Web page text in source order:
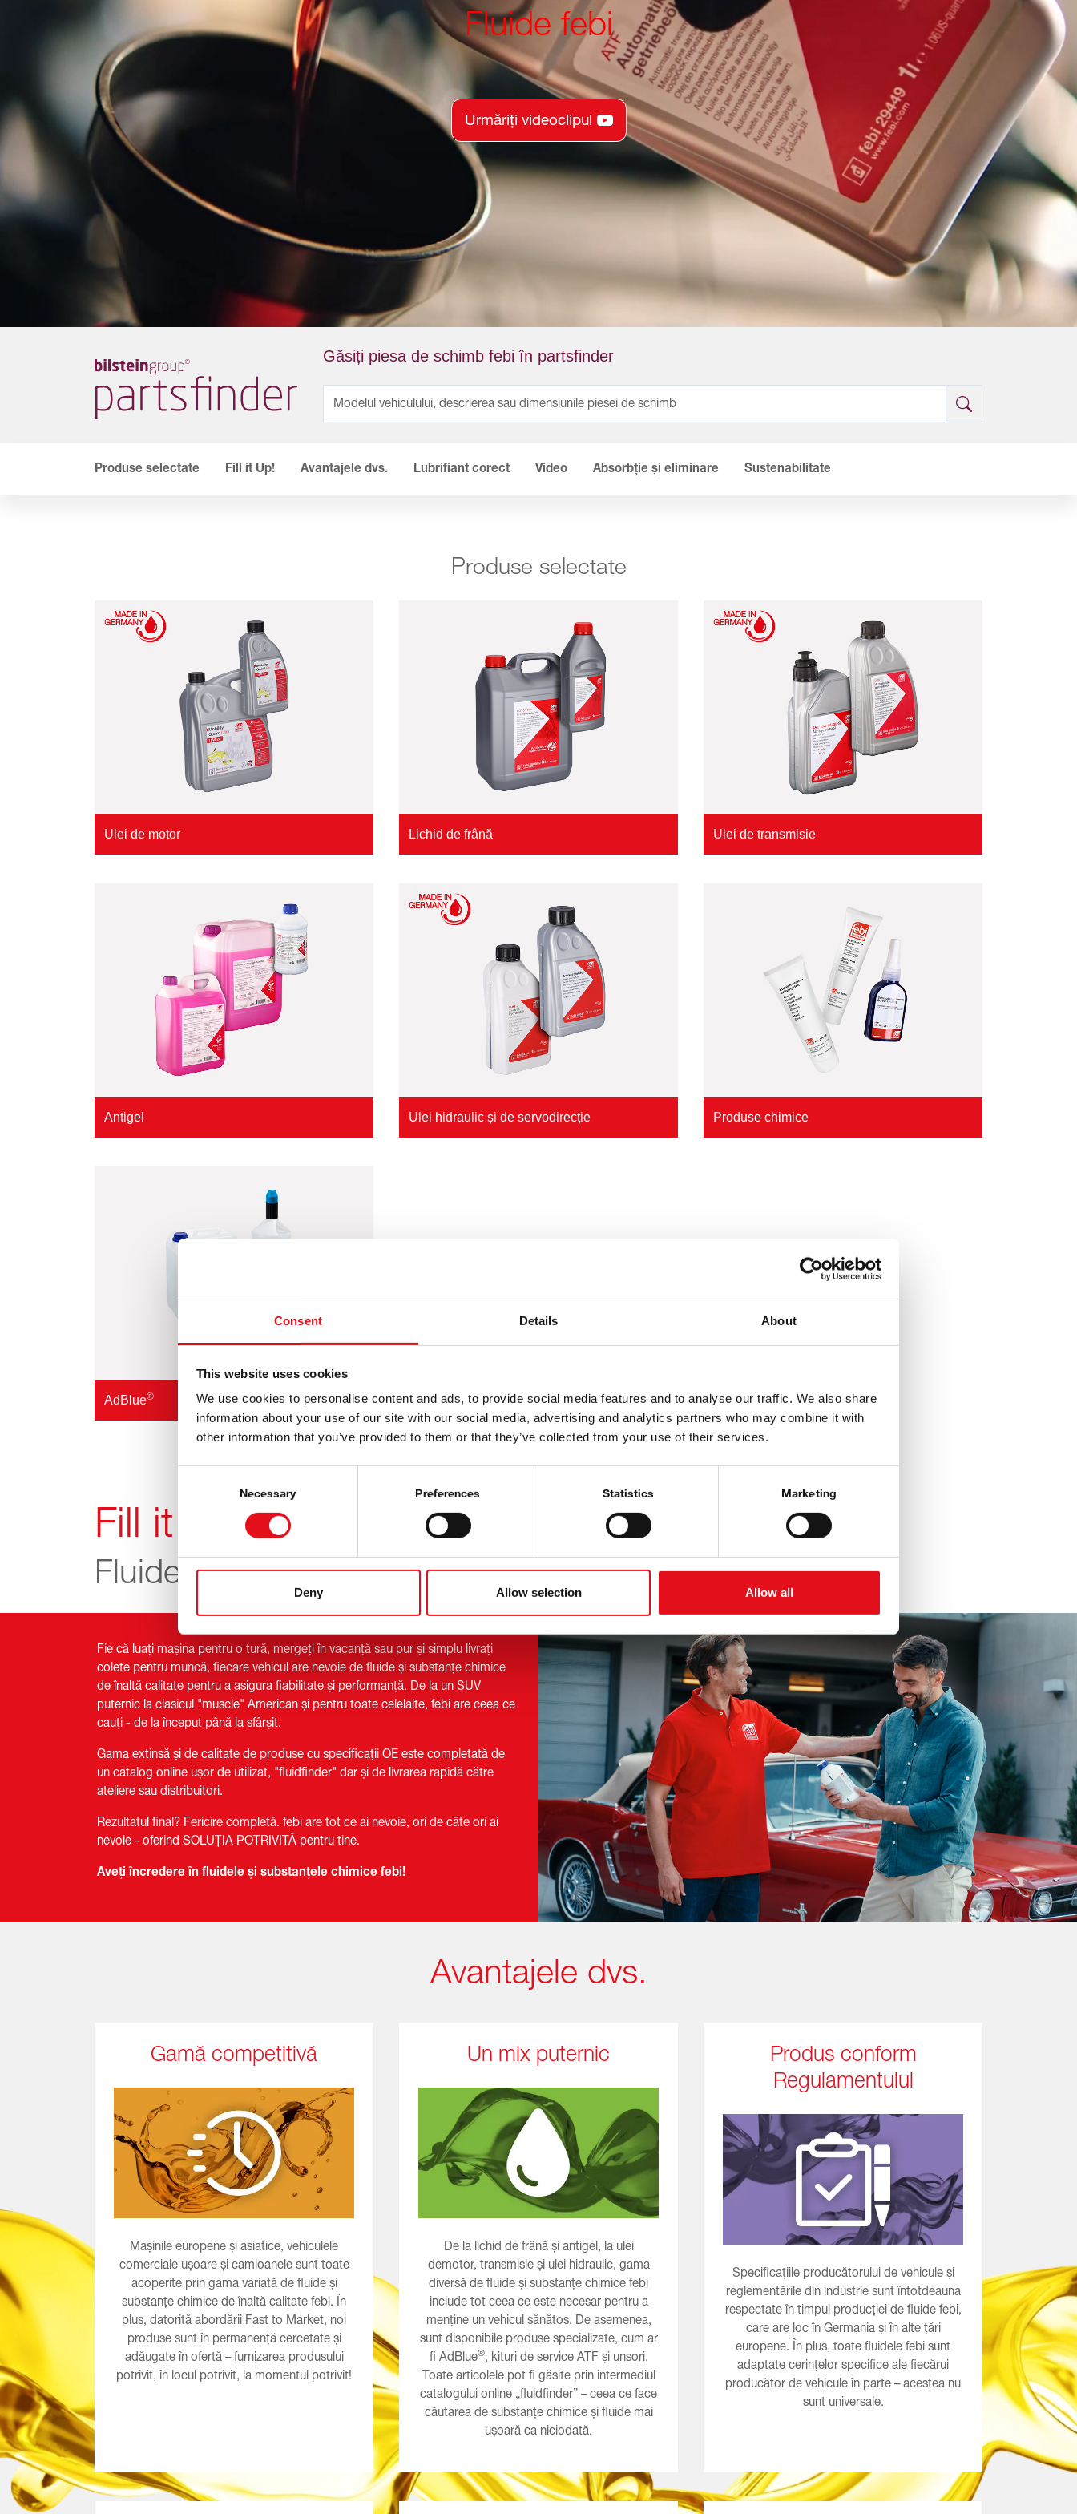
Consent Details About
This website uses cookies
We use cookies to personalise content and ads, to provide social media features and to analyse our traffic. We also share
information about your use of our site with our social media, advertising and analytics partners who may combine it with
other information that you’ve provided to them or that they’ve collected from your use of their services.
Necessary Preferences Statistics Marketing
Deny Allow selection Allow all
Fluide febi
Urmăriți videoclipul
Găsiți piesa de schimb febi în partsfinder
Produse selectate Fill it Up! Avantajele dvs. Lubrifiant corect Video Absorbție și eliminare Sustenabilitate
Produse selectate
Ulei de motor
Antigel
AdBlue®
Lichid de frână
Ulei hidraulic și de servodirecție
Ulei de transmisie
Produse chimice
Fill it Up!
Fluide febi
Fie că luați mașina pentru o tură, mergeți în vacanță sau pur și simplu livrați
colete pentru muncă, fiecare vehicul are nevoie de fluide și substanțe chimice
de înaltă calitate pentru a asigura fiabilitate și performanță. De la un SUV
puternic la clasicul "muscle" American și pentru toate celelalte, febi are ceea ce
cauți - de la început până la sfârșit.
Gama extinsă și de calitate de produse cu specificații OE este completată de
un catalog online ușor de utilizat, "fluidfinder" dar și de livrarea rapidă către
ateliere sau distribuitori.
Rezultatul final? Fericire completă. febi are tot ce ai nevoie, ori de câte ori ai
nevoie - oferind SOLUȚIA POTRIVITĂ pentru tine.
Aveți încredere în fluidele și substanțele chimice febi!
Avantajele dvs.
Gamă competitivă
Mașinile europene și asiatice, vehiculele
comerciale ușoare și camioanele sunt toate
acoperite prin gama variată de fluide și
substanțe chimice de înaltă calitate febi. În
plus, datorită abordării Fast to Market, noi
produse sunt în permanență cercetate și
adăugate în ofertă – furnizarea produsului
potrivit, în locul potrivit, la momentul potrivit!
Un mix puternic
De la lichid de frână și antigel, la ulei
demotor, transmisie și ulei hidraulic, gama
diversă de fluide și substanțe chimice febi
include tot ceea ce este necesar pentru a
menține un vehicul sănătos. De asemenea,
sunt disponibile produse specializate, cum ar
fi AdBlue®, kituri de service ATF și unsori.
Toate articolele pot fi găsite prin intermediul
catalogului online „fluidfinder” – ceea ce face
căutarea de substanțe chimice și fluide mai
ușoară ca niciodată.
Produs conform
Regulamentului
Specificațiile producătorului de vehicule și
reglementările din industrie sunt întotdeauna
respectate în timpul producției de fluide febi,
care are loc în Germania și în alte țări
europene. În plus, toate fluidele febi sunt
adaptate cerințelor specifice ale fiecărui
producător de vehicule în parte – acestea nu
sunt universale.